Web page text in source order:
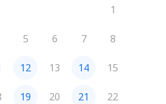
1
5 6 7 8
12 13 14 15
19 20 21 22